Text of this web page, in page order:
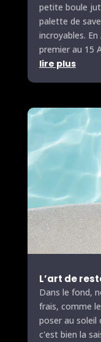
petite boule
palette de
incroyables.
premier au 15
lire plus
L’art de
Dans le fond,
frais, comme
poser au soleil
c'est bien la